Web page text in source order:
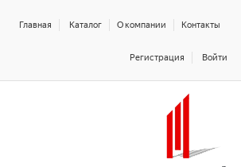
Главная Каталог О компании Контакты
Регистрация Войти